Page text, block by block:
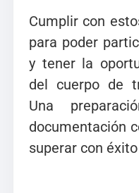
Cumplir con
para poder
y tener la
del cuerpo de
Una
documentación
superar con